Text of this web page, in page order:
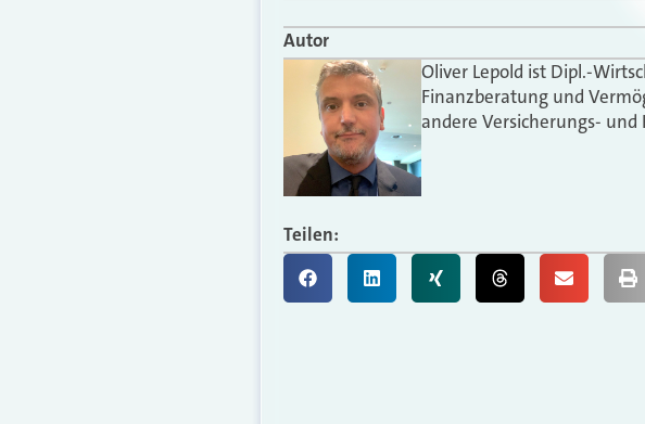
Autor
Oliver Lepold ist Dipl.-
Finanzberatung und
andere Versicherungs-
Teilen: